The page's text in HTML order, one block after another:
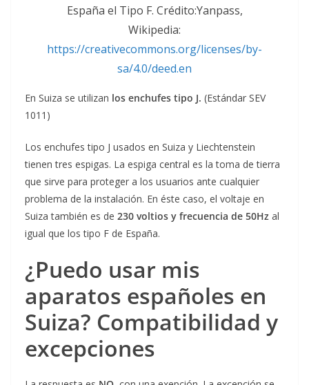
España el Tipo F. Crédito:Yanpass,
Wikipedia:
https://creativecommons.org/licenses/by-
sa/4.0/deed.en
En Suiza se utilizan los enchufes tipo J. (Estándar SEV
1011)
Los enchufes tipo J usados en Suiza y Liechtenstein
tienen tres espigas. La espiga central es la toma de tierra
que sirve para proteger a los usuarios ante cualquier
problema de la instalación. En éste caso, el voltaje en
Suiza también es de 230 voltios y frecuencia de 50Hz al
igual que los tipo F de España.
¿Puedo usar mis
aparatos españoles en
Suiza? Compatibilidad y
excepciones